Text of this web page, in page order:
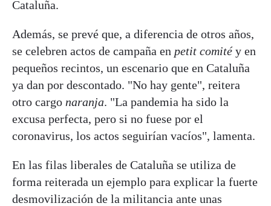
Cataluña.
Además, se prevé que, a diferencia de otros años,
se celebren actos de campaña en petit comitéy en
pequeños recintos, un escenario que en Cataluña
ya dan por descontado. "No hay gente", reitera
otro cargo naranja. "La pandemia ha sido la
excusa perfecta, pero si no fuese por el
coronavirus, los actos seguirían vacíos", lamenta.
En las filas liberales de Cataluña se utiliza de
forma reiterada un ejemplo para explicar la fuerte
desmovilización de la militancia ante unas